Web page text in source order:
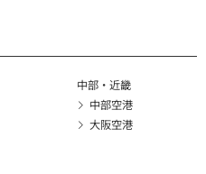
中部・近畿
中部空港
大阪空港